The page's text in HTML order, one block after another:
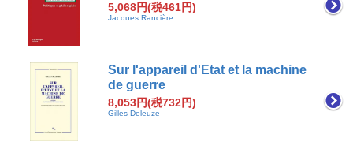
5,068円(税461円)
Jacques Rancière
Sur l'appareil d'Etat et la machine
de guerre
8,053円(税732円)
Gilles Deleuze